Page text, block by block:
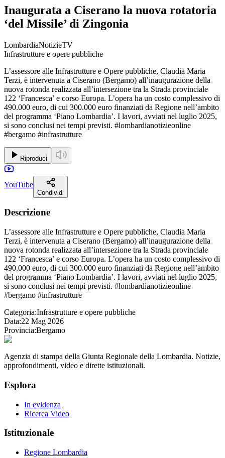
Inaugurata a Ciserano la nuova rotatoria
‘del Missile’ di Zingonia
LombardiaNotizieTV
Infrastrutture e opere pubbliche
L’assessore alle Infrastrutture e Opere pubbliche, Claudia Maria
Terzi, è intervenuta a Ciserano (Bergamo) all’inaugurazione della
nuova rotonda realizzata all’intersezione tra la Strada provinciale
122 ‘Francesca’ e corso Europa. L’opera ha un costo complessivo di
490.000 euro, di cui 300.000 euro finanziati da Regione nell’ambito
del programma ‘Piano Lombardia’. I lavori, avviati nel luglio 2025,
si sono conclusi nei tempi previsti. #lombardianotizieonline
#bergamo #infrastrutture
Riproduci
YouTube
Condividi
Descrizione
L’assessore alle Infrastrutture e Opere pubbliche, Claudia Maria
Terzi, è intervenuta a Ciserano (Bergamo) all’inaugurazione della
nuova rotonda realizzata all’intersezione tra la Strada provinciale
122 ‘Francesca’ e corso Europa. L’opera ha un costo complessivo di
490.000 euro, di cui 300.000 euro finanziati da Regione nell’ambito
del programma ‘Piano Lombardia’. I lavori, avviati nel luglio 2025,
si sono conclusi nei tempi previsti. #lombardianotizieonline
#bergamo #infrastrutture
Categoria:Infrastrutture e opere pubbliche
Data:22 Mag 2026
Provincia:Bergamo
Agenzia di stampa della Giunta Regionale della Lombardia. Notizie,
approfondimenti, video e dirette istituzionali.
Esplora
In evidenza
Ricerca Video
Istituzionale
Regione Lombardia